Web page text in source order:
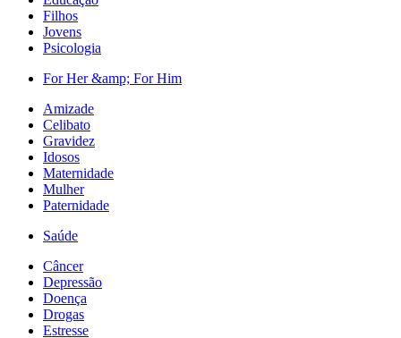
Filhos
Jovens
Psicologia
For Her &amp; For Him
Amizade
Celibato
Gravidez
Idosos
Maternidade
Mulher
Paternidade
Saúde
Câncer
Depressão
Doença
Drogas
Estresse